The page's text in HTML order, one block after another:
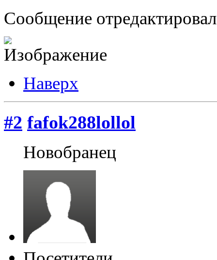
Сообщение
Наверх
#2 fafok288lollol
Новобранец